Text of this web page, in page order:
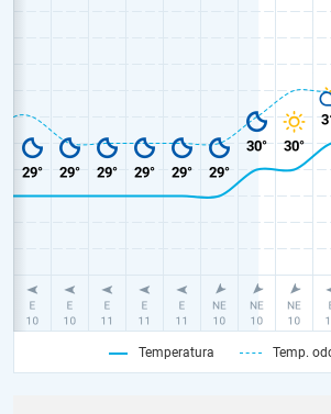
Temperatura Temp.